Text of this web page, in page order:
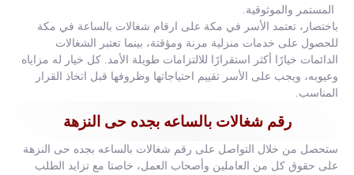
المستمر والموثوقية.
باختصار، تعتمد الأسر في مكة على ارقام شغالات بالساعة في مكة
للحصول على خدمات منزلية مرنة ومؤقتة، بينما تعتبر الشغالات
الدائمات خيارًا أكثر استقرارًا للالتزامات طويلة الأمد. كل خيار له مزاياه
وعيوبه، ويجب على الأسر تقييم احتياجاتها وظروفها قبل اتخاذ القرار
المناسب.
رقم شغالات بالساعه بجده حى النزهة
ستحصل من خلال التواصل على رقم شغالات بالساعه بجده حى النزهة
على حقوق كل من العاملين وأصحاب العمل، خاصتا مع تزايد الطلب